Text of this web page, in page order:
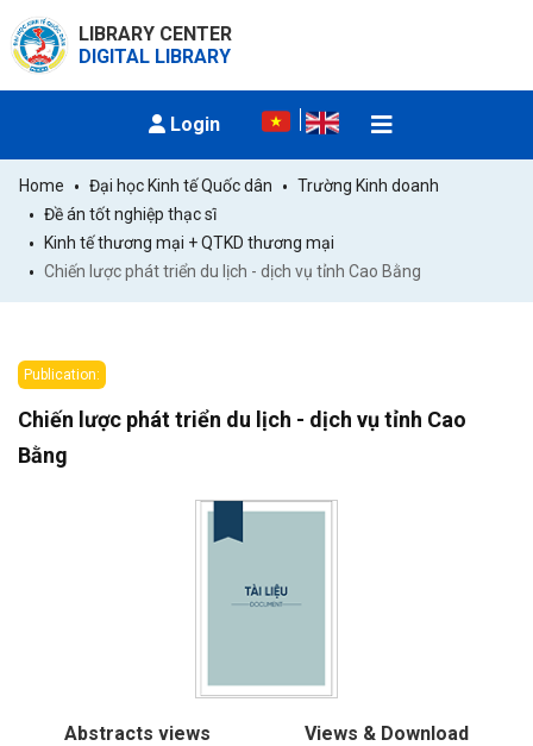
LIBRARY CENTER
DIGITAL LIBRARY
Login
Home Đại học Kinh tế Quốc dân
Trường Kinh doanh
Đề án tốt nghiệp thạc sĩ
Kinh tế thương mại + QTKD thương mại
Chiến lược phát triển du lịch - dịch vụ tỉnh Cao Bằng
Publication:
Chiến lược phát triển du lịch - dịch vụ tỉnh Cao
Bằng
Abstracts views
Views & Download